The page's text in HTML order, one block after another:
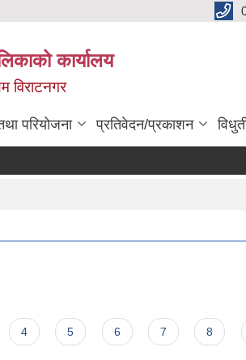
कार्यालय
विराटनगर
परियोजना प्रतिवेदन/प्रकाशन
4 5 6 7 8